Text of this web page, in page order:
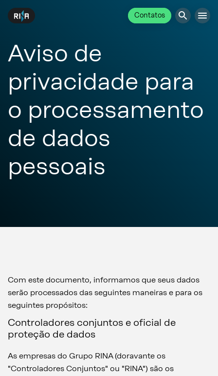
Contatos
Aviso de
privacidade para
o processamento
de dados
pessoais
Com este documento, informamos que seus dados
serão processados das seguintes maneiras e para os
seguintes propósitos:
Controladores conjuntos e oficial de
proteção de dados
As empresas do Grupo RINA (doravante os
"Controladores Conjuntos" ou "RINA") são os